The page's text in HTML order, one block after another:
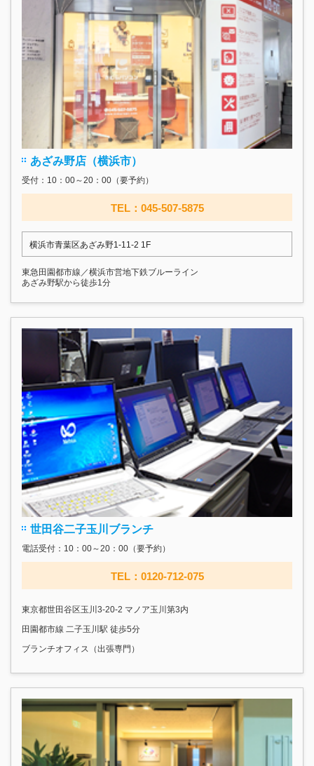
あざみ野店（横浜市）
受付：10：00～20：00（要予約）
TEL：045-507-5875
横浜市青葉区あざみ野1-11-2 1F
東急田園都市線／横浜市営地下鉄ブルーライン
あざみ野駅から徒歩1分
世田谷二子玉川ブランチ
電話受付：10：00～20：00（要予約）
TEL：0120-712-075
東京都世田谷区玉川3-20-2 マノア玉川第3内
田園都市線 二子玉川駅 徒歩5分
ブランチオフィス（出張専門）